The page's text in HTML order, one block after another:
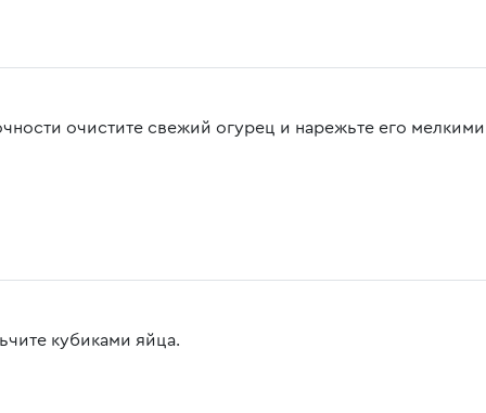
очистите свежий огурец и нарежьте его
кубиками яйца.